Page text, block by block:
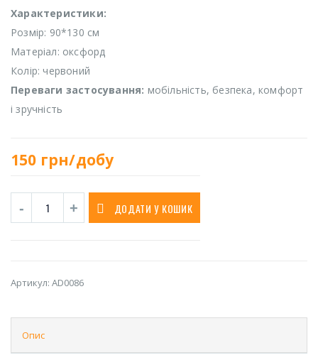
Характеристики:
Розмір: 90*130 см
Матеріал: оксфорд
Колір: червоний
Переваги застосування: мобільність, безпека, комфорт
і зручність
150 грн/добу
ДОДАТИ У КОШИК
Артикул: AD0086
Опис